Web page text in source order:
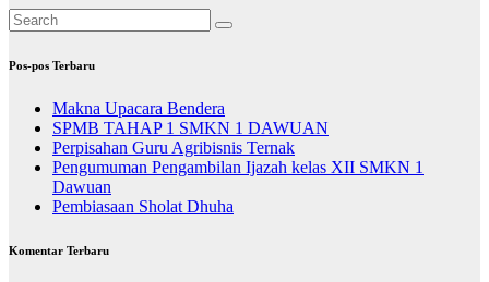
Pos-pos Terbaru
Makna Upacara Bendera
SPMB TAHAP 1 SMKN 1 DAWUAN
Perpisahan Guru Agribisnis Ternak
Pengumuman Pengambilan Ijazah kelas XII SMKN 1
Dawuan
Pembiasaan Sholat Dhuha
Komentar Terbaru